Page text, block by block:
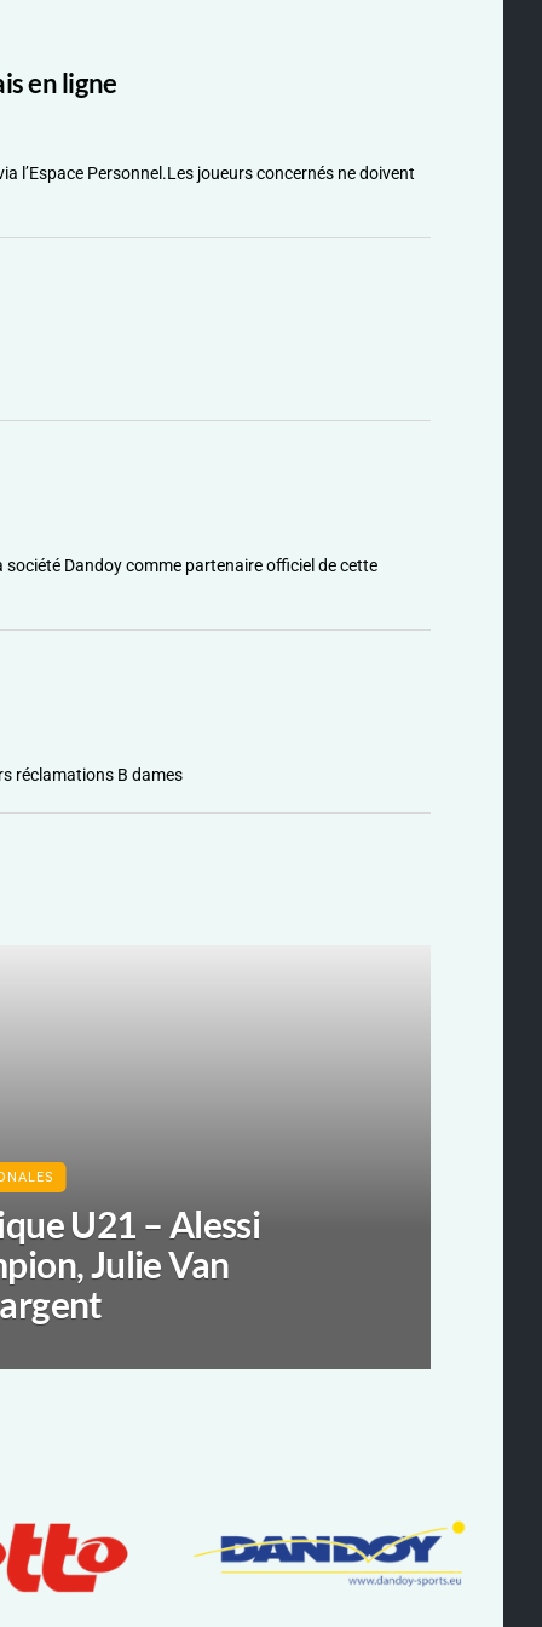
en ligne
l’Espace Personnel.Les joueurs concernés ne doivent
Dandoy comme partenaire officiel de cette
réclamations B dames
U21 – Alessi
Julie Van